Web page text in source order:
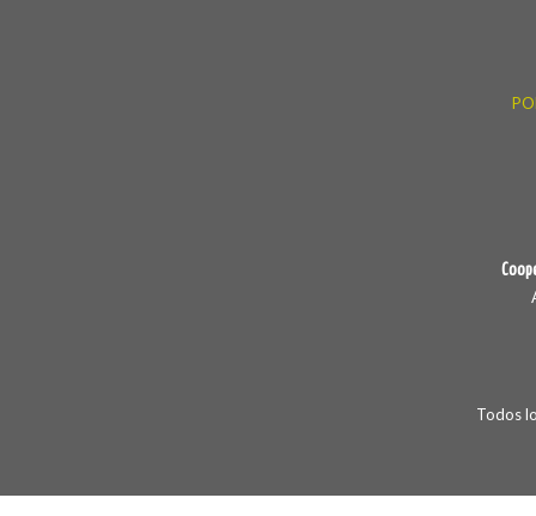
Todos